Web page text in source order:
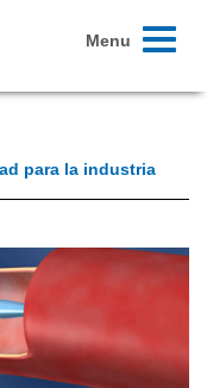
Toggle
Menu
para la industria